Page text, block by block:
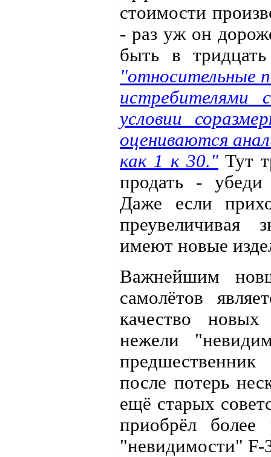
стоимости
- раз уж он
быть в
"относительные
условии
оцениваются
как 1 к 30." Тут
продать - убеди
Даже если
преувеличивая
имеют новые
Важнейшим
самолётов
качество
нежели
после потерь
ещё старых
приобрёл более
"невидимости" F-